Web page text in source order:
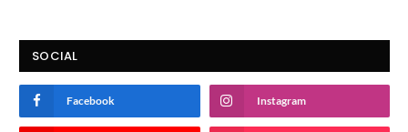
SOCIAL
Facebook Instagram